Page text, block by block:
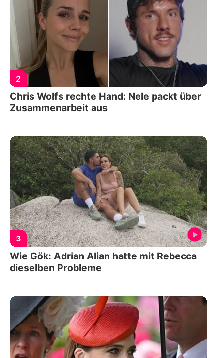
2
Chris Wolfs rechte Hand: Nele packt über
Zusammenarbeit aus
3
Wie Gök: Adrian Alian hatte mit Rebecca
dieselben Probleme